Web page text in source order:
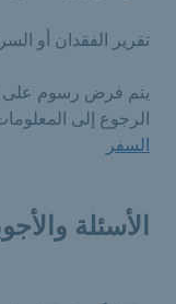
تقرير الفقدان أو
يتم فرض رسوم على
الرجوع إلى
السفر
الأسئلة